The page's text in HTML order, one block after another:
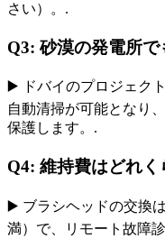
さい）。.
Q3: 砂漠の発電所で
▶️ ドバイのプロジェク
自動清掃が可能となり
保護します。.
Q4: 維持費はどれく
▶️ ブラシヘッドの交換
満）で、リモート故障